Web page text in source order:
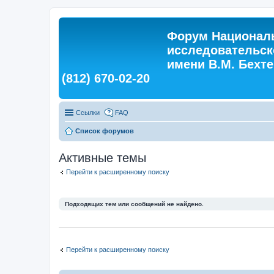
Форум
имени В.М.
(812) 670-02-20
Ссылки FAQ
Список форумов
Активные темы
Перейти к расширенному поиску
Подходящих тем или сообщений не найдено.
Перейти к расширенному поиску